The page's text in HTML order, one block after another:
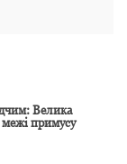
Велика
примусу